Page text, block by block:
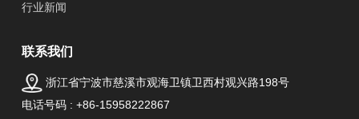
行业新闻
联系我们
浙江省宁波市慈溪市观海卫镇卫西村观兴路198号
电话号码 : +86-15958222867